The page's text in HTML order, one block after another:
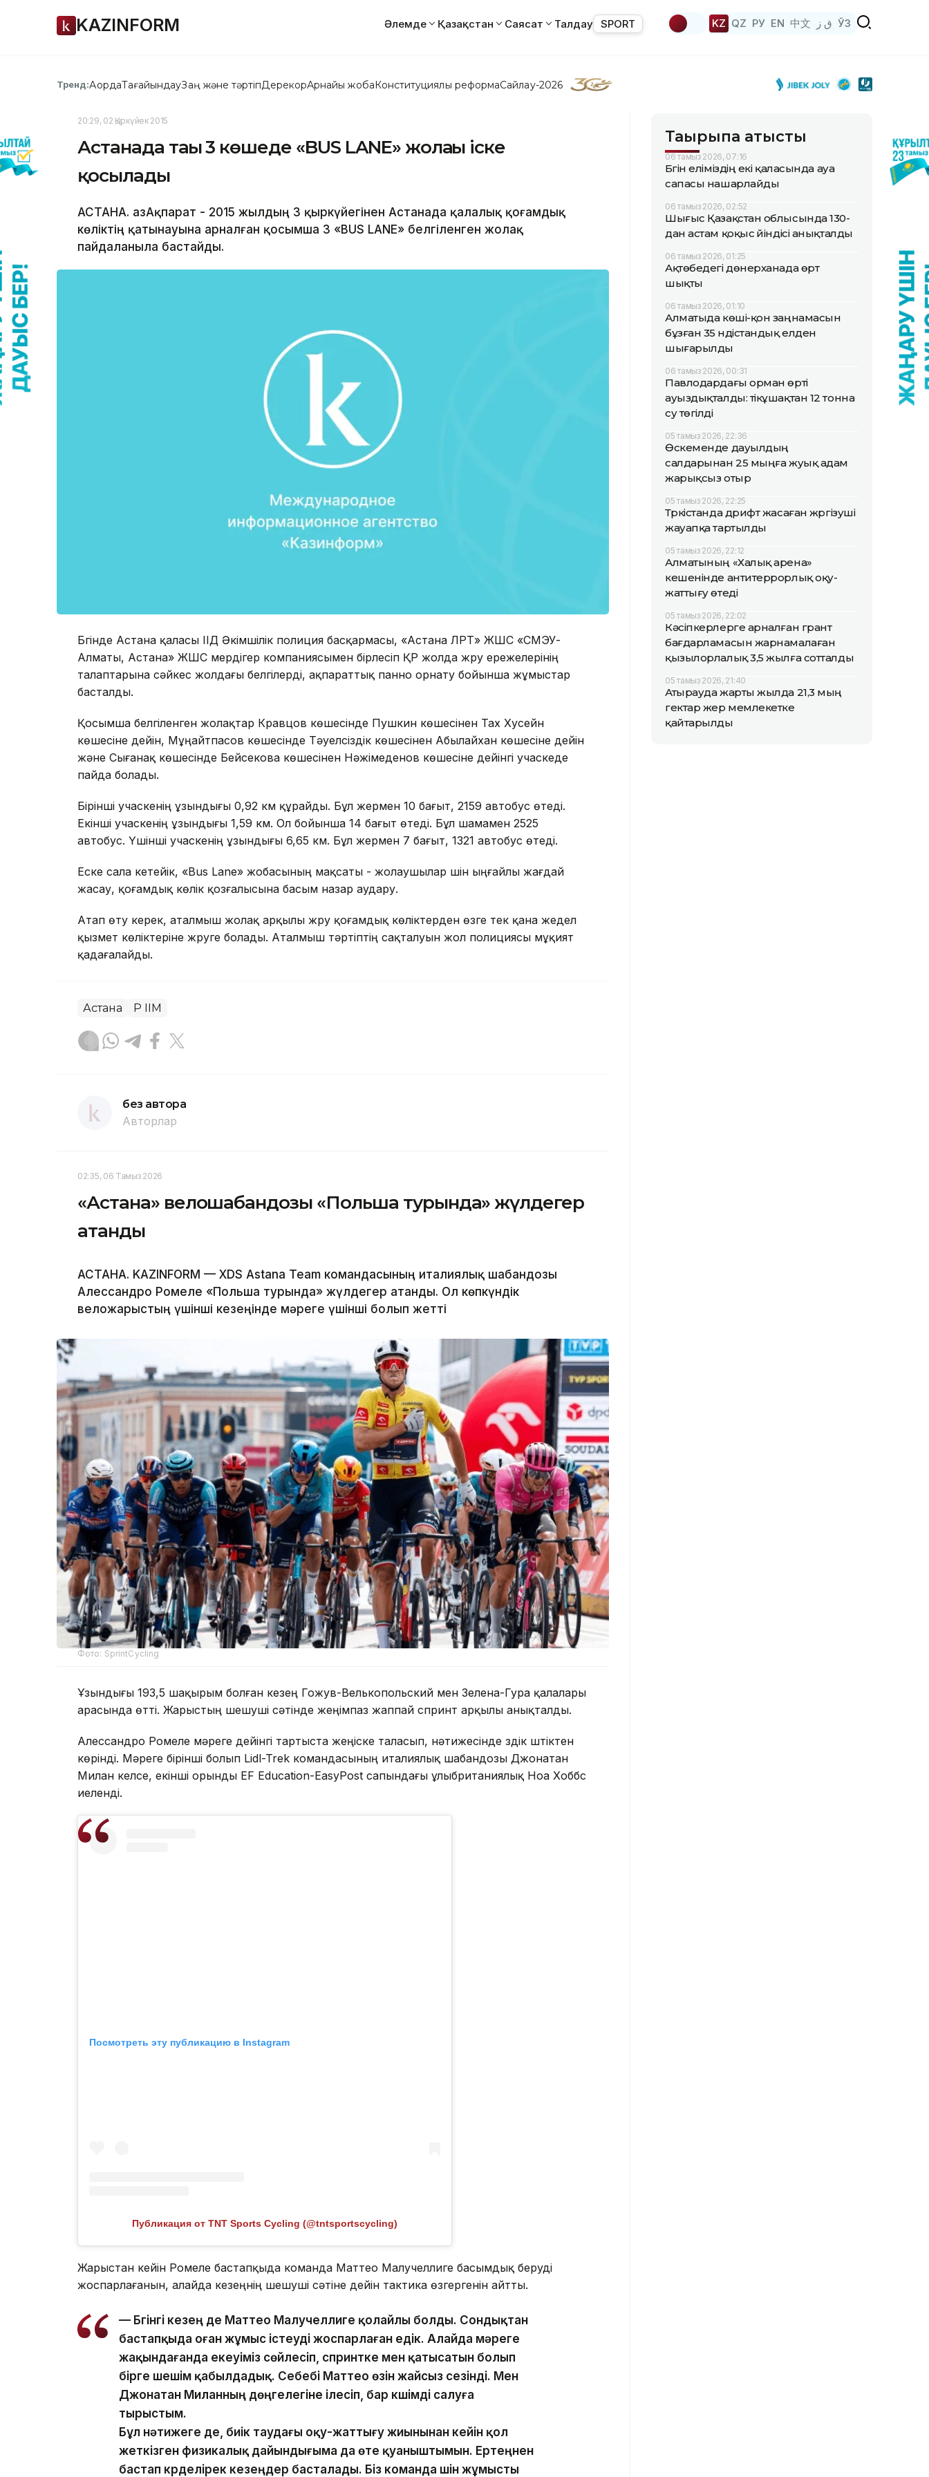
KAZINFORM Әлемде Қазақстан Саясат Талдау SPORT KZ QZ РУ EN 中文 ق ز ЎЗ
Тренд:АқордаТағайындауЗаң және тәртіпДерекқорАрнайы жобаКонституциялық реформаСайлау-2026
20:29, 02 Қыркүйек 2015
Астанада тағы 3 көшеде «BUS LANE» жолағы іске
қосылады
АСТАНА. ҚазАқпарат - 2015 жылдың 3 қыркүйегінен Астанада қалалық қоғамдық
көліктің қатынауына арналған қосымша 3 «BUS LANE» белгіленген жолақ
пайдаланыла бастайды.
Бүгінде Астана қаласы ІІД Әкімшілік полиция басқармасы, «Астана ЛРТ» ЖШС «СМЭУ-
Алматы, Астана» ЖШС мердігер компаниясымен бірлесіп ҚР жолда жүру ережелерінің
талаптарына сәйкес жолдағы белгілерді, ақпараттық панно орнату бойынша жұмыстар
басталды.
Қосымша белгіленген жолақтар Кравцов көшесінде Пушкин көшесінен Тах Хусейн
көшесіне дейін, Мұңайтпасов көшесінде Тәуелсіздік көшесінен Абылайхан көшесіне дейін
және Сығанақ көшесінде Бейсекова көшесінен Нәжімеденов көшесіне дейінгі учаскеде
пайда болады.
Бірінші учаскенің ұзындығы 0,92 км құрайды. Бұл жермен 10 бағыт, 2159 автобус өтеді.
Екінші учаскенің ұзындығы 1,59 км. Ол бойынша 14 бағыт өтеді. Бұл шамамен 2525
автобус. Үшінші учаскенің ұзындығы 6,65 км. Бұл жермен 7 бағыт, 1321 автобус өтеді.
Еске сала кетейік, «Bus Lane» жобасының мақсаты - жолаушылар үшін ыңғайлы жағдай
жасау, қоғамдық көлік қозғалысына басым назар аудару.
Атап өту керек, аталмыш жолақ арқылы жүру қоғамдық көліктерден өзге тек қана жедел
қызмет көліктеріне жүруге болады. Аталмыш тәртіптің сақталуын жол полициясы мұқият
қадағалайды.
Астана ҚР ІІМ
без автора
Авторлар
02:35, 06 Тамыз 2026
«Астана» велошабандозы «Польша турында» жүлдегер
атанды
АСТАНА. KAZINFORM — XDS Astana Team командасының италиялық шабандозы
Алессандро Ромеле «Польша турында» жүлдегер атанды. Ол көпкүндік
веложарыстың үшінші кезеңінде мәреге үшінші болып жетті
Фото: SprintCycling
Ұзындығы 193,5 шақырым болған кезең Гожув-Велькопольский мен Зелена-Гура қалалары
арасында өтті. Жарыстың шешуші сәтінде жеңімпаз жаппай спринт арқылы анықталды.
Алессандро Ромеле мәреге дейінгі тартыста жеңіске таласып, нәтижесінде үздік үштіктен
көрінді. Мәреге бірінші болып Lidl-Trek командасының италиялық шабандозы Джонатан
Милан келсе, екінші орынды EF Education-EasyPost сапындағы ұлыбританиялық Ноа Хоббс
иеленді.
Посмотреть эту публикацию в Instagram
Публикация от TNT Sports Cycling (@tntsportscycling)
Жарыстан кейін Ромеле бастапқыда команда Маттео Малучеллиге басымдық беруді
жоспарлағанын, алайда кезеңнің шешуші сәтіне дейін тактика өзгергенін айтты.
— Бүгінгі кезең де Маттео Малучеллиге қолайлы болды. Сондықтан
бастапқыда оған жұмыс істеуді жоспарлаған едік. Алайда мәреге
жақындағанда екеуіміз сөйлесіп, спринтке мен қатысатын болып
бірге шешім қабылдадық. Себебі Маттео өзін жайсыз сезінді. Мен
Джонатан Миланның дөңгелегіне ілесіп, бар күшімді салуға
тырыстым.
Бұл нәтижеге де, биік таудағы оқу-жаттығу жиынынан кейін қол
жеткізген физикалық дайындығыма да өте қуаныштымын. Ертеңнен
бастап күрделірек кезеңдер басталады. Біз команда үшін жұмысты
Тақырыпқа қатысты
06 тамыз 2026, 07:16
Бүгін еліміздің екі қаласында ауа
сапасы нашарлайды
06 тамыз 2026, 02:52
Шығыс Қазақстан облысында 130-
дан астам қоқыс үйіндісі анықталды
06 тамыз 2026, 01:25
Ақтөбедегі дөнерханада өрт
шықты
06 тамыз 2026, 01:10
Алматыда көші-қон заңнамасын
бұзған 35 үндістандық елден
шығарылды
06 тамыз 2026, 00:31
Павлодардағы орман өрті
ауыздықталды: тікұшақтан 12 тонна
су төгілді
05 тамыз 2026, 22:36
Өскеменде дауылдың
салдарынан 25 мыңға жуық адам
жарықсыз отыр
05 тамыз 2026, 22:25
Түркістанда дрифт жасаған жүргізуші
жауапқа тартылды
05 тамыз 2026, 22:12
Алматының «Халық арена»
кешенінде антитеррорлық оқу-
жаттығу өтеді
05 тамыз 2026, 22:02
Кәсіпкерлерге арналған грант
бағдарламасын жарнамалаған
қызылорлалық 3,5 жылға сотталды
05 тамыз 2026, 21:40
Атырауда жарты жылда 21,3 мың
гектар жер мемлекетке
қайтарылды